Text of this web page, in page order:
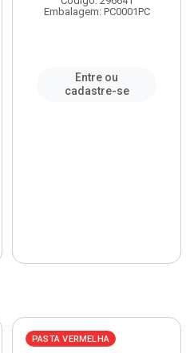
Embalagem: PC0001PC
Entre ou
cadastre-se
PASTA VERMELHA